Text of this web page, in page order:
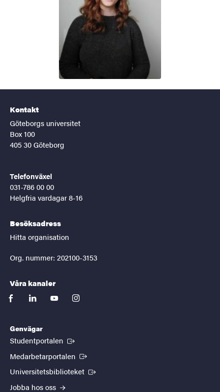
Kontakt
Göteborgs universitet
Box 100
405 30 Göteborg
Telefonväxel
031-786 00 00
Helgfria vardagar 8-16
Besöksadress
Hitta organisation
Org. nummer: 202100-3153
Våra kanaler
facebooklinkedinyoutubeinstagram
Genvägar
Studentportalen (Extern länk)
Medarbetarportalen (Extern länk)
Universitetsbiblioteket (Extern länk)
Jobba hos oss